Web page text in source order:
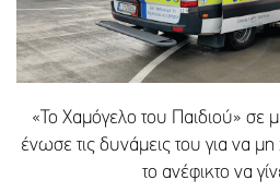
«Το Χαμόγελο του Παιδιού» σε
ένωσε τις δυνάμεις του για να μη
το ανέφικτο να